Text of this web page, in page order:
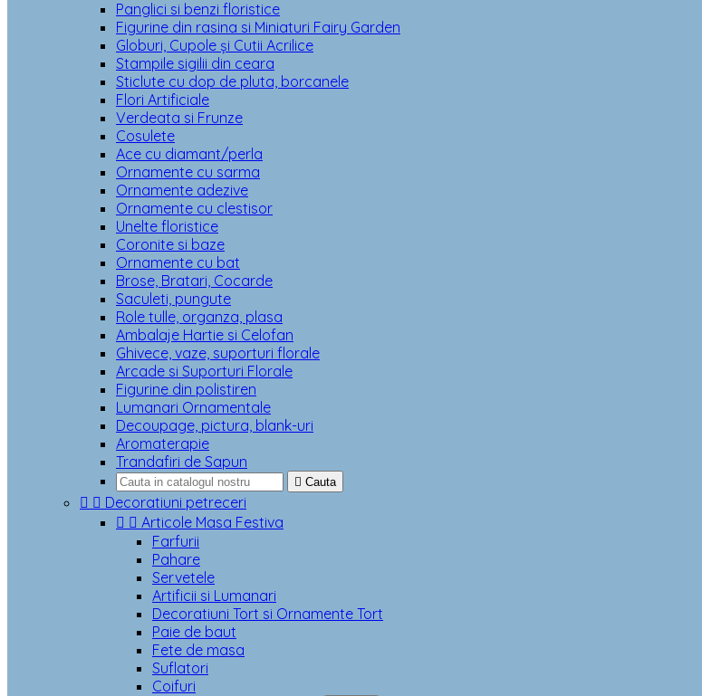
Panglici si benzi floristice
Figurine din rasina si Miniaturi Fairy Garden
Globuri, Cupole și Cutii Acrilice
Stampile sigilii din ceara
Sticlute cu dop de pluta, borcanele
Flori Artificiale
Verdeata si Frunze
Cosulete
Ace cu diamant/perla
Ornamente cu sarma
Ornamente adezive
Ornamente cu clestisor
Unelte floristice
Coronite si baze
Ornamente cu bat
Brose, Bratari, Cocarde
Saculeti, pungute
Role tulle, organza, plasa
Ambalaje Hartie si Celofan
Ghivece, vaze, suporturi florale
Arcade si Suporturi Florale
Figurine din polistiren
Lumanari Ornamentale
Decoupage, pictura, blank-uri
Aromaterapie
Trandafiri de Sapun
 Cauta
  Decoratiuni petreceri
  Articole Masa Festiva
Farfurii
Pahare
Servetele
Artificii si Lumanari
Decoratiuni Tort si Ornamente Tort
Paie de baut
Fete de masa
Suflatori
Coifuri